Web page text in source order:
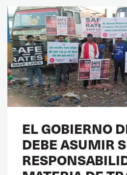
EL GOBIERNO
DEBE ASUMIR